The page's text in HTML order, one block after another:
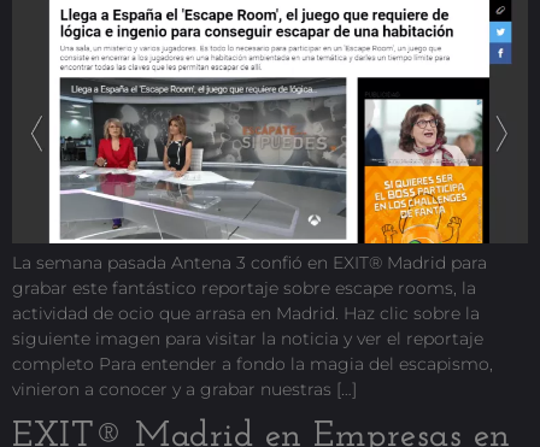
La semana pasada Antena 3 confió en EXIT® Madrid para
grabar este fantástico reportaje sobre escape rooms, la
actividad de ocio que arrasa en Madrid. Haz clic sobre la
siguiente imagen para visitar la noticia y ver el reportaje
completo Para entender a fondo la magia del escapismo,
vinieron a conocer y a grabar nuestras […]
EXIT® Madrid en Empresas en